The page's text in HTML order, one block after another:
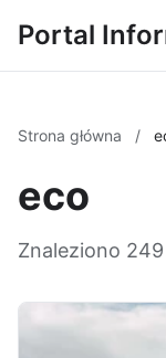
Portal
Strona główna /
eco
Znaleziono